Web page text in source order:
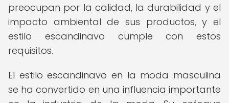
preocupan por la calidad, la durabilidad y el
impacto ambiental de sus productos, y el
estilo escandinavo cumple con estos
requisitos.
El estilo escandinavo en la moda masculina
se ha convertido en una influencia importante